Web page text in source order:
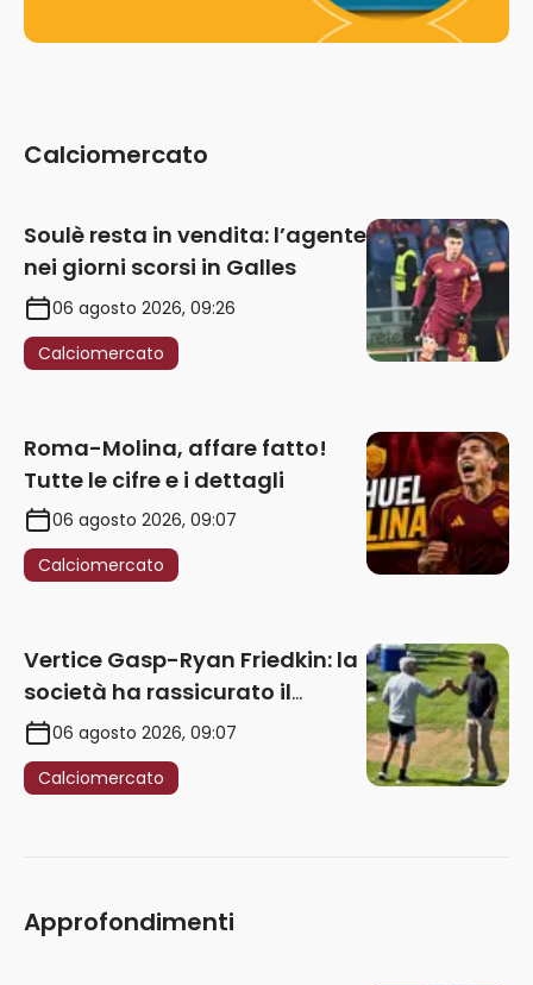
Calciomercato
Soulè resta in vendita: l’agente
nei giorni scorsi in Galles
06 agosto 2026, 09:26
Calciomercato
Roma-Molina, affare fatto!
Tutte le cifre e i dettagli
06 agosto 2026, 09:07
Calciomercato
Vertice Gasp-Ryan Friedkin: la
società ha rassicurato il
tecnico sui prossimi acquisti.
Le ultime
06 agosto 2026, 09:07
Calciomercato
Approfondimenti